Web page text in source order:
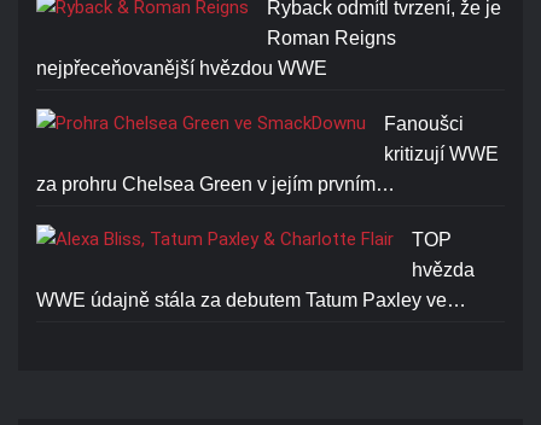
Ryback odmítl tvrzení, že je
Roman Reigns
nejpřeceňovanější hvězdou WWE
Fanoušci
kritizují WWE
za prohru Chelsea Green v jejím prvním…
TOP
hvězda
WWE údajně stála za debutem Tatum Paxley ve…